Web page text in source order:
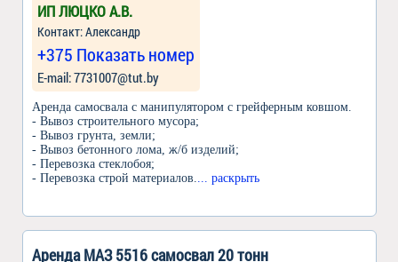
ИП ЛЮЦКО А.В.
Контакт: Александр
+375 Показать номер
Е-mail: 7731007@tut.by
Аренда самосвала с манипулятором с грейферным ковшом.
- Вывоз строительного мусора;
- Вывоз грунта, земли;
- Вывоз бетонного лома, ж/б изделий;
- Перевозка стеклобоя;
- Перевозка строй материалов.... раскрыть
Аренда МАЗ 5516 самосвал 20 тонн